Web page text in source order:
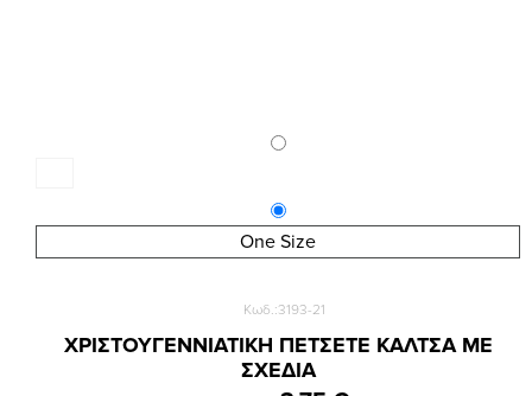
One Size
Κωδ.:3193-21
ΧΡΙΣΤΟΥΓΕΝΝΙΑΤΙΚΗ ΠΕΤΣΕΤΕ ΚΑΛΤΣΑ ΜΕ
ΣΧΕΔΙΑ